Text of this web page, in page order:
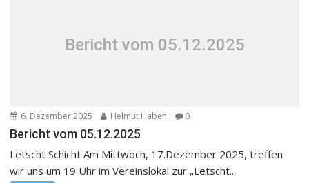
Bericht vom 05.12.2025
6. Dezember 2025 Helmut Haben 0
Bericht vom 05.12.2025
Letscht Schicht Am Mittwoch, 17.Dezember 2025, treffen
wir uns um 19 Uhr im Vereinslokal zur „Letscht...